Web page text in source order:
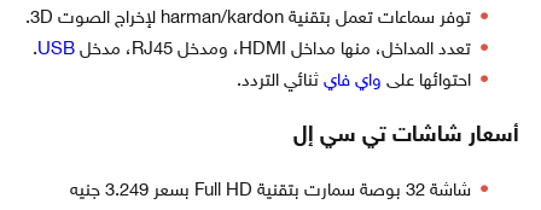
توفر سماعات تعمل بتقنية harman/kardon لإخراج الصوت 3D.
تعدد المداخل، منها مداخل HDMI، ومدخل RJ45، مدخل
USB
.
احتوائها على واي فايثنائي التردد.
أسعار شاشات تي سي إل
شاشة 32 بوصة سمارت بتقنية Full HD بسعر 3.249 جنيه